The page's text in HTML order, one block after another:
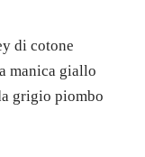
di cotone
manica giallo
grigio piombo